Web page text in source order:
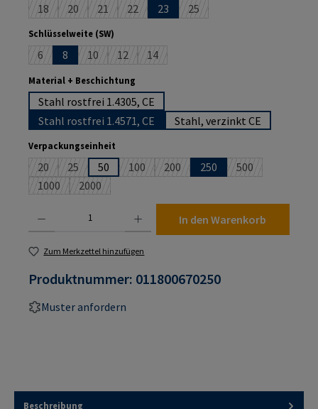
18(Diese Option ist zurzeit nicht verfügbar.)
20(Diese Option ist zurzeit nicht verfügbar.)
21(Diese Option ist zurzeit nicht verfügbar.)
22(Diese Option ist zurzeit nicht verfügbar.)
23 25(Diese Option ist zurzeit
Schlüsselweite (SW)
6(Diese Option ist zurzeit nicht verfügbar.)
8 10(Diese Option ist zurzeit nicht verfügbar.)
12(Diese Option ist zurzeit nicht verfügbar.)
14(Diese Option ist zurzeit nicht
Material + Beschichtung
Stahl rostfrei 1.4305, CE
Stahl rostfrei 1.4571, CE
Stahl, verzinkt CE
Verpackungseinheit
20(Diese Option ist zurzeit nicht verfügbar.)
25(Diese Option ist zurzeit nicht verfügbar.)
50 100(Diese Option ist zurzeit nicht verfügbar.)
200(Diese Option ist zurzeit nicht
250 500(Diese Option
1000(Diese Option ist zurzeit nicht verfügbar.)
2000(Diese Option ist zurzeit nicht verfügbar.)
In den Warenkorb
Zum Merkzettel hinzufügen
Produktnummer: 011800670250
Muster anfordern
Beschreibung